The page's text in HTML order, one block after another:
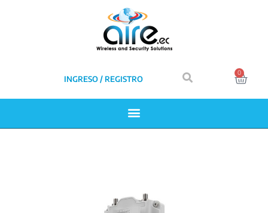
INGRESO / REGISTRO
0